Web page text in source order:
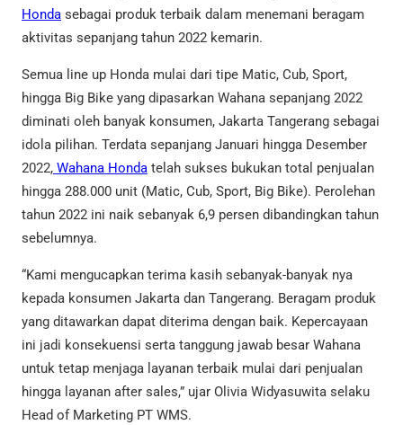
Honda sebagai produk terbaik dalam menemani beragam
aktivitas sepanjang tahun 2022 kemarin.
Semua line up Honda mulai dari tipe Matic, Cub, Sport,
hingga Big Bike yang dipasarkan Wahana sepanjang 2022
diminati oleh banyak konsumen, Jakarta Tangerang sebagai
idola pilihan. Terdata sepanjang Januari hingga Desember
2022, Wahana Honda telah sukses bukukan total penjualan
hingga 288.000 unit (Matic, Cub, Sport, Big Bike). Perolehan
tahun 2022 ini naik sebanyak 6,9 persen dibandingkan tahun
sebelumnya.
“Kami mengucapkan terima kasih sebanyak-banyak nya
kepada konsumen Jakarta dan Tangerang. Beragam produk
yang ditawarkan dapat diterima dengan baik. Kepercayaan
ini jadi konsekuensi serta tanggung jawab besar Wahana
untuk tetap menjaga layanan terbaik mulai dari penjualan
hingga layanan after sales,” ujar Olivia Widyasuwita selaku
Head of Marketing PT WMS.